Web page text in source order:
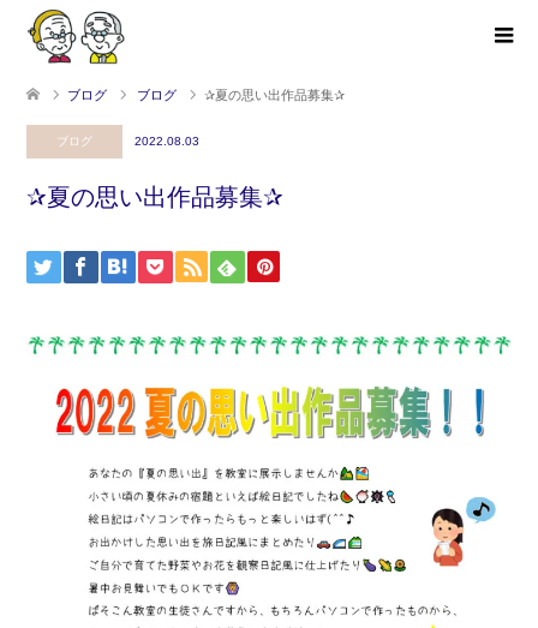
ブログ ブログ ✰夏の思い出作品募集✰
ブログ 2022.08.03
✰夏の思い出作品募集✰